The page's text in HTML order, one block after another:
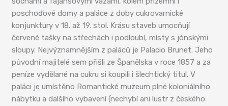
poschoďové domy a paláce z doby cukrovarnické
konjunktury v 18. až 19. stol. Krásu staveb umocňují
červené tašky na střechách i podloubí, místy s jónskými
sloupy. Nejvýznamnějším z paláců je Palacio Brunet. Jeho
původní majitelé sem přišli ze Španělska v roce 1857 a za
peníze vydělané na cukru si koupili i šlechtický titul. V
paláci je umístěno Romantické muzeum plné koloniálního
nábytku a dalšího vybavení (nechybí ani lustr z českého